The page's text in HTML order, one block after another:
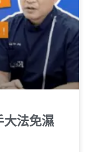
大法免濕